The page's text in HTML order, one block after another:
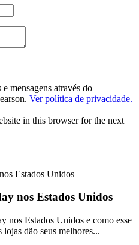
mensagens através do
Ver política de privacidade.
in this browser for the next
nos Estados Unidos
nos Estados Unidos e como esse
dão seus melhores...